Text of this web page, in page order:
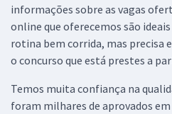
informações sobre as vagas
online que oferecemos são
rotina bem corrida, mas precisa
o concurso que está prestes a
Temos muita confiança na
foram milhares de aprovados em